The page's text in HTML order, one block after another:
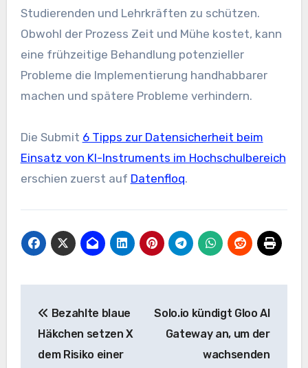
Studierenden und Lehrkräften zu schützen.
Obwohl der Prozess Zeit und Mühe kostet, kann
eine frühzeitige Behandlung potenzieller
Probleme die Implementierung handhabbarer
machen und spätere Probleme verhindern.
Die Submit 6 Tipps zur Datensicherheit beim
Einsatz von KI-Instruments im Hochschulbereich
erschien zuerst auf Datenfloq.
Navigation
Bezahlte blaue
Häkchen setzen X
dem Risiko einer
Solo.io kündigt Gloo AI
Gateway an, um der
wachsenden